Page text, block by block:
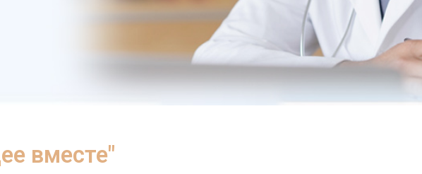
вместе"